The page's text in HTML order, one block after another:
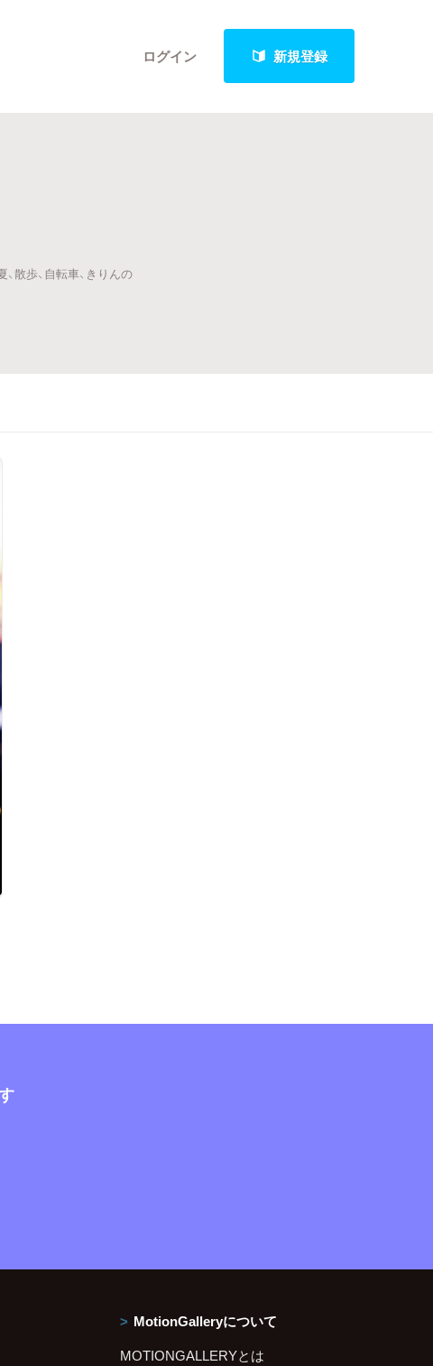
ログイン 新規登録
最新進捗報告から探す
散歩、自転車、きりんの
MotionGalleryについて
MOTIONGALLERYとは